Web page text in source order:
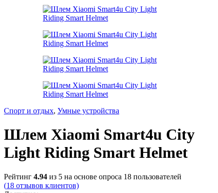
Спорт и отдых, Умные устройства
Шлем Xiaomi Smart4u City
Light Riding Smart Helmet
Рейтинг 4.94 из 5 на основе опроса 18 пользователей
(18 отзывов клиентов)